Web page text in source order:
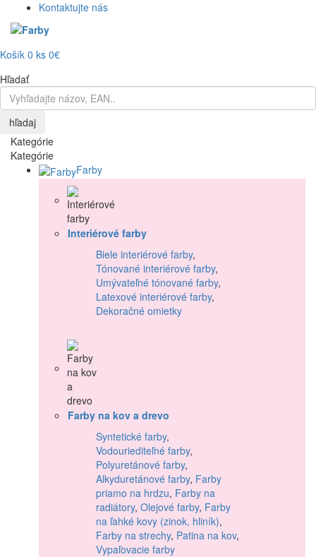
Kontaktujte nás
Košík 0 ks 0€
Hľadať
hľadaj
Kategórie
Kategórie
Farby
Interiérové farby
Biele interiérové farby,
Tónované interiérové farby,
Umývateľné tónované farby,
Latexové interiérové farby,
Dekoračné omietky
Farby na kov a drevo
Syntetické farby,
Vodouriediteľné farby,
Polyuretánové farby,
Alkyduretánové farby, Farby
priamo na hrdzu, Farby na
radiátory, Olejové farby, Farby
na ľahké kovy (zinok, hliník),
Farby na strechy, Patina na kov,
Vypaľovacie farby